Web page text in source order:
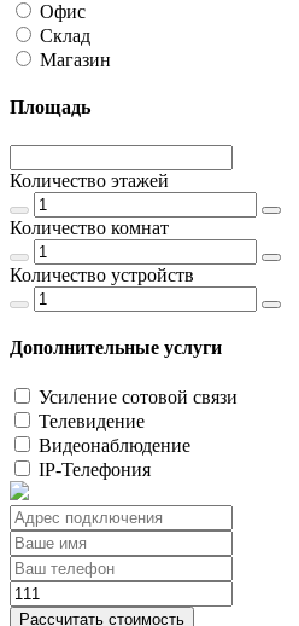
Офис
Склад
Магазин
Площадь
Количество этажей
Количество комнат
Количество устройств
Дополнительные услуги
Усиление сотовой связи
Телевидение
Видеонаблюдение
IP-Телефония
Рассчитать стоимость